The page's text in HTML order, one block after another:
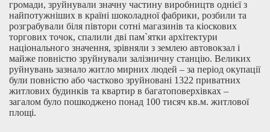
громади, зруйнували значну частину виробництв однієї з
найпотужніших в країні шоколадної фабрики, розбили та
розграбували біля півтори сотні магазинів та кіоскових
торгових точок, спалили дві пам`ятки архітектури
національного значення, зрівняли з землею автовокзал і
майже повністю зруйнували залізничну станцію. Великих
руйнувань зазнало житло мирних людей – за період окупації
були повністю або частково зруйновані 1322 приватних
житлових будинків та квартир в багатоповерхівках –
загалом було пошкоджено понад 100 тисяч кв.м. житлової
площі.